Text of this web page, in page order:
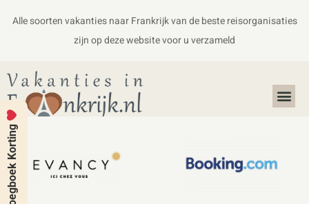
Alle soorten vakanties naar Frankrijk van de beste reisorganisaties
zijn op deze website voor u verzameld
Vroegboek Korting